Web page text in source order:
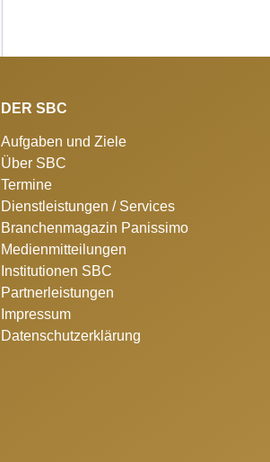
DER SBC
Aufgaben und Ziele
Über SBC
Termine
Dienstleistungen / Services
Branchenmagazin Panissimo
Medienmitteilungen
Institutionen SBC
Partnerleistungen
Impressum
Datenschutzerklärung